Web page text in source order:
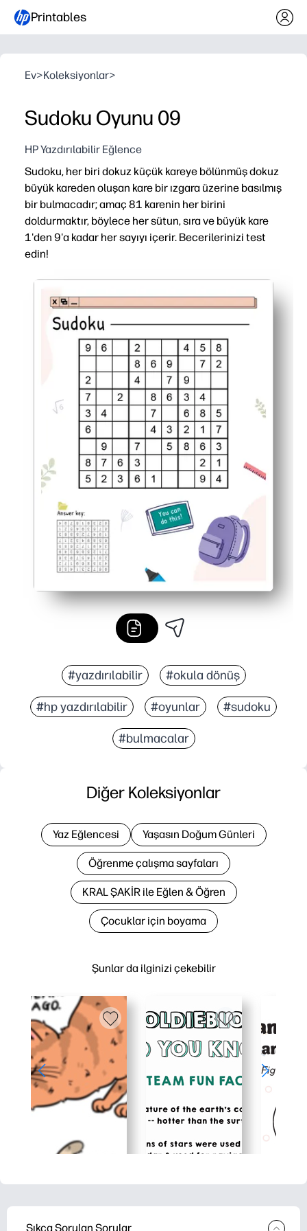
Printables
Ev>Koleksiyonlar>
Sudoku Oyunu 09
HP Yazdırılabilir Eğlence
Sudoku, her biri dokuz küçük kareye bölünmüş dokuz
büyük kareden oluşan kare bir ızgara üzerine basılmış
bir bulmacadır; amaç 81 karenin her birini
doldurmaktır, böylece her sütun, sıra ve büyük kare
1'den 9'a kadar her sayıyı içerir. Becerilerinizi test
edin!
#yazdırılabilir #okula dönüş
#hp yazdırılabilir #oyunlar #sudoku
#bulmacalar
Şunlar da ilginizi çekebilir
Diğer Koleksiyonlar
Yaz Eğlencesi Yaşasın Doğum Günleri
Öğrenme çalışma sayfaları
KRAL ŞAKİR ile Eğlen & Öğren
Çocuklar için boyama
Sıkça Sorulan Sorular